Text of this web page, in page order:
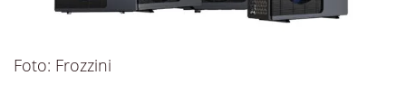
Foto: Frozzini